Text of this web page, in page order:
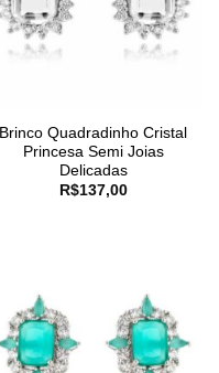
Brinco Quadradinho Cristal
Princesa Semi Joias
Delicadas
R$137,00